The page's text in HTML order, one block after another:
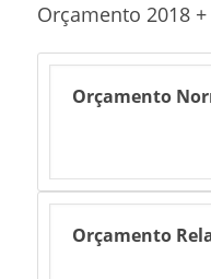
Orçamento 2018 +
Orçamento
Orçamento